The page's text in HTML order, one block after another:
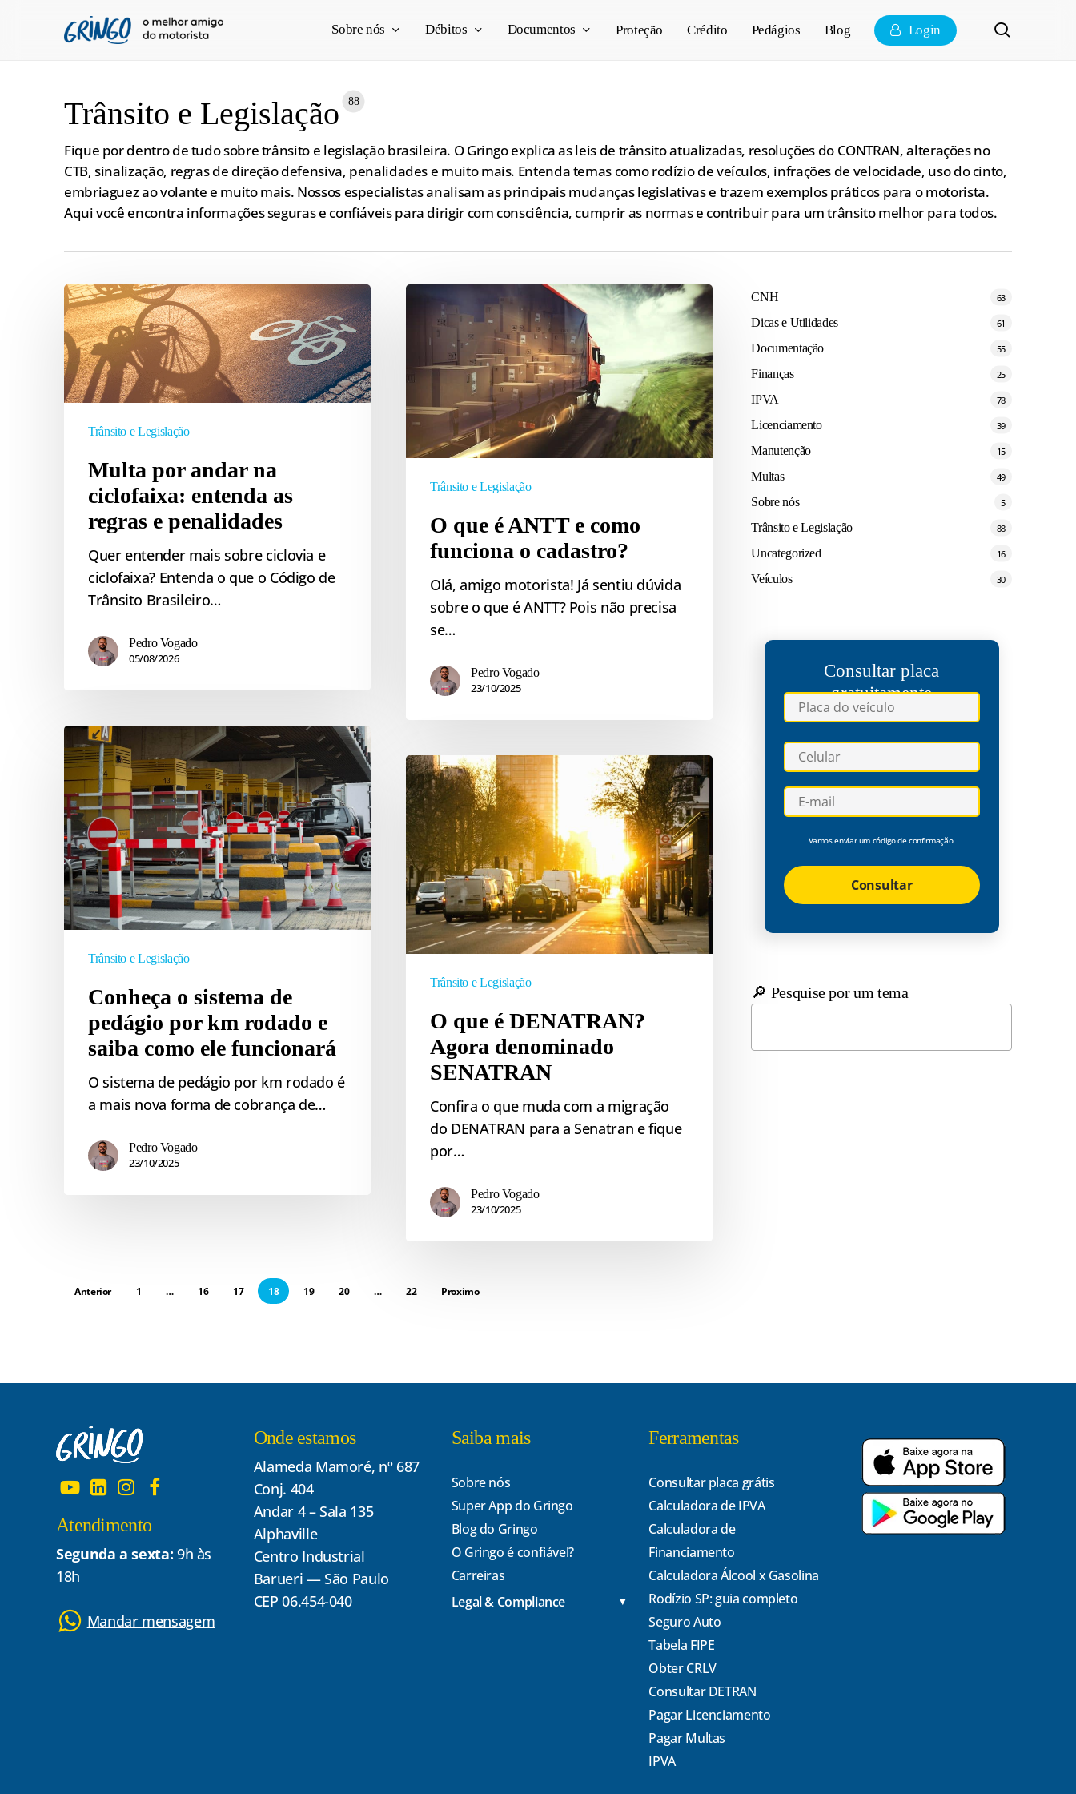
Sobre nós Débitos Documentos Proteção Crédito Pedágios Blog Login
Trânsito e Legislação 88
Fique por dentro de tudo sobre trânsito e legislação brasileira. O Gringo explica as leis de trânsito atualizadas, resoluções do CONTRAN, alterações no
CTB, sinalização, regras de direção defensiva, penalidades e muito mais. Entenda temas como rodízio de veículos, infrações de velocidade, uso do cinto,
embriaguez ao volante e muito mais. Nossos especialistas analisam as principais mudanças legislativas e trazem exemplos práticos para o motorista.
Aqui você encontra informações seguras e confiáveis para dirigir com consciência, cumprir as normas e contribuir para um trânsito melhor para todos.
Multa
por
andar
na
ciclofaixa:
entenda
penalidades
Trânsito e Legislação
Multa por andar na
ciclofaixa: entenda as
regras e penalidades
Quer entender mais sobre ciclovia e
ciclofaixa? Entenda o que o Código de
Trânsito Brasileiro…
Pedro Vogado
05/08/2026
O
ANTT
e
como
funciona
o
Trânsito e Legislação
O que é ANTT e como
funciona o cadastro?
Olá, amigo motorista! Já sentiu dúvida
sobre o que é ANTT? Pois não precisa
se…
Pedro Vogado
23/10/2025
Conheça
o
sistema
de
pedágio
por
km
rodado
e
como
funcionará
Trânsito e Legislação
Conheça o sistema de
pedágio por km rodado e
saiba como ele funcionará
O sistema de pedágio por km rodado é
a mais nova forma de cobrança de…
Pedro Vogado
23/10/2025
O
que
é
DENATRAN?
Agora
denominado
SENATRAN
Trânsito e Legislação
O que é DENATRAN?
Agora denominado
SENATRAN
Confira o que muda com a migração
do DENATRAN para a Senatran e fique
por…
Pedro Vogado
23/10/2025
Anterior 1 … 16 17 18 19 20 … 22 Proximo
CNH 63
Dicas e Utilidades 61
Documentação 55
Finanças 25
IPVA 78
Licenciamento 39
Manutenção 15
Multas 49
Sobre nós 5
Trânsito e Legislação 88
Uncategorized 16
Veículos 30
Consultar placa
gratuitamente
Vamos enviar um código de confirmação.
Consultar
🔎 Pesquise por um tema
Atendimento
Segunda a sexta: 9h às
18h
Mandar mensagem
Onde estamos
Alameda Mamoré, nº 687
Conj. 404
Andar 4 – Sala 135
Alphaville
Centro Industrial
Barueri — São Paulo
CEP 06.454-040
Saiba mais
Sobre nós
Super App do Gringo
Blog do Gringo
O Gringo é confiável?
Carreiras
Legal & Compliance
Ferramentas
Consultar placa grátis
Calculadora de IPVA
Calculadora de
Financiamento
Calculadora Álcool x Gasolina
Rodízio SP: guia completo
Seguro Auto
Tabela FIPE
Obter CRLV
Consultar DETRAN
Pagar Licenciamento
Pagar Multas
IPVA